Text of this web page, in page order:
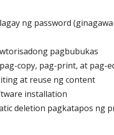
ng password
pagbubukas
copy, pag-print, at pag-
at reuse ng content
installation
deletion pagkatapos ng